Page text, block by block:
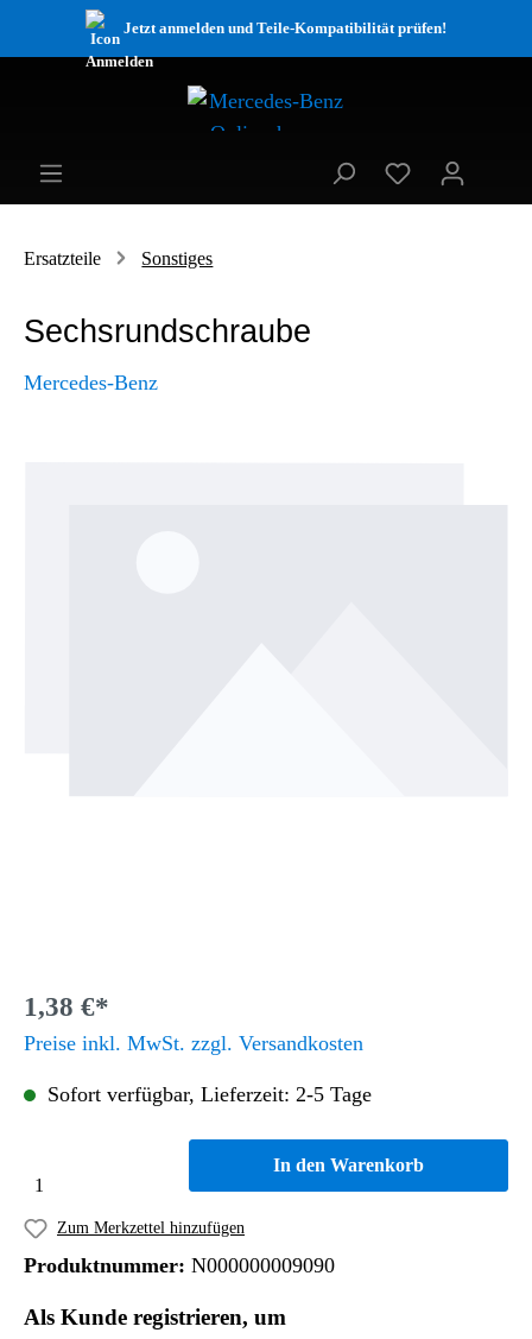
Jetzt anmelden und Teile-Kompatibilität prüfen!
Ersatzteile Sonstiges
Sechsrundschraube
Mercedes-Benz
1,38 €*
Preise inkl. MwSt. zzgl. Versandkosten
Sofort verfügbar, Lieferzeit: 2-5 Tage
In den Warenkorb
Zum Merkzettel hinzufügen
Produktnummer: N000000009090
Als Kunde registrieren, um